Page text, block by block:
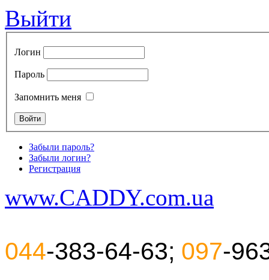
Выйти
Логин
Пароль
Запомнить меня
Забыли пароль?
Забыли логин?
Регистрация
www.CADDY.com.ua
044-383-64-63; 097-